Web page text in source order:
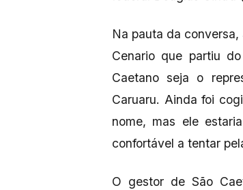
Na pauta da
Cenario que partiu
Caetano seja o
Caruaru. Ainda foi
nome, mas ele
confortável a tentar
O gestor de São